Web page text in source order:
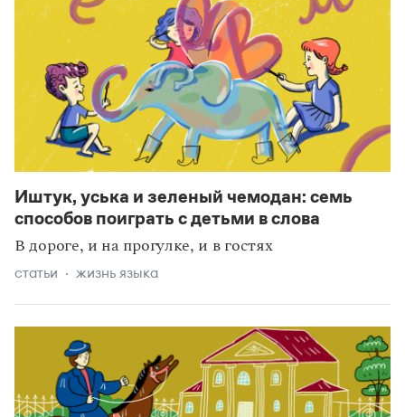
Иштук, уська и зеленый чемодан: семь
способов поиграть с детьми в слова
В дороге, и на прогулке, и в гостях
статьи жизнь языка